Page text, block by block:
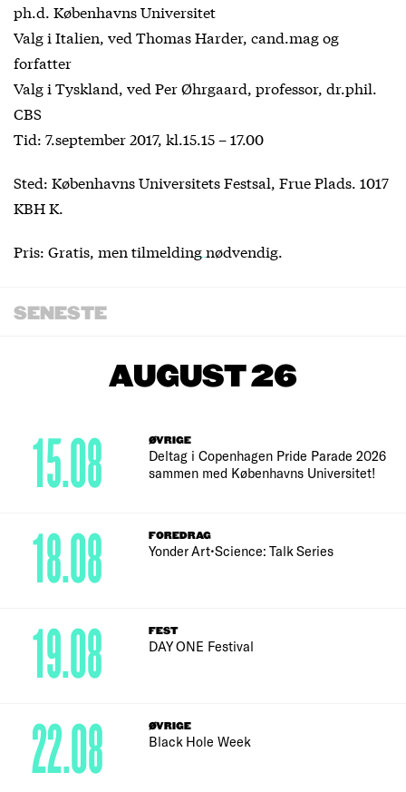
ph.d. Københavns Universitet
Valg i Italien, ved Thomas Harder, cand.mag og
forfatter
Valg i Tyskland, ved Per Øhrgaard, professor, dr.phil.
CBS
Tid: 7.september 2017, kl.15.15 – 17.00
Sted: Københavns Universitets Festsal, Frue Plads. 1017
KBH K.
Pris: Gratis, men tilmeldingnødvendig.
SENESTE
AUGUST 26
ØVRIGE
Deltag i Copenhagen Pride Parade 2026
sammen med Københavns Universitet!
15.08
FOREDRAG
Yonder Art•Science: Talk Series
18.08
FEST
DAY ONE Festival
19.08
ØVRIGE
Black Hole Week
22.08